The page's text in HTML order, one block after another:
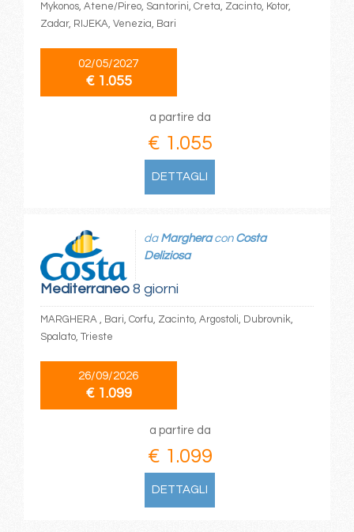
Mykonos, Atene/Pireo, Santorini, Creta, Zacinto, Kotor,
Zadar, RIJEKA, Venezia, Bari
02/05/2027
€ 1.055
a partire da
€ 1.055
DETTAGLI
Mediterraneo8 giorni
da Margheracon Costa
Deliziosa
MARGHERA , Bari, Corfu, Zacinto, Argostoli, Dubrovnik,
Spalato, Trieste
26/09/2026
€ 1.099
a partire da
€ 1.099
DETTAGLI